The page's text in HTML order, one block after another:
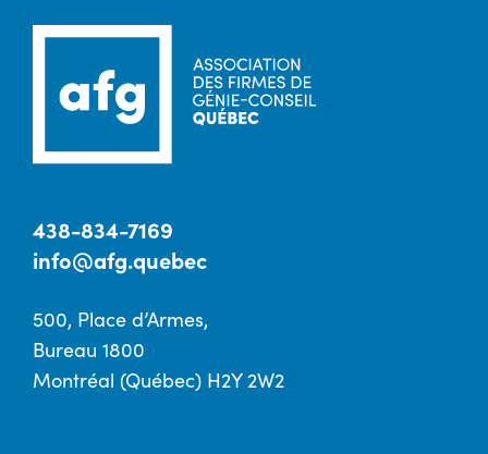
438-834-7169
info@afg.quebec
500, Place d’Armes,
Bureau 1800
Montréal (Québec) H2Y 2W2